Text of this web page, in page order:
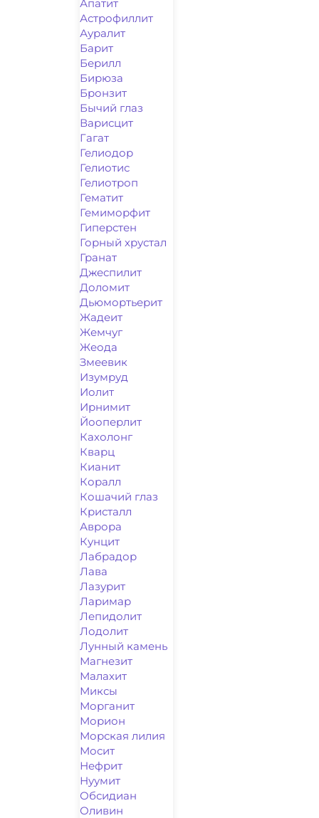
Апатит
Астрофиллит
Ауралит
Барит
Берилл
Бирюза
Бронзит
Бычий глаз
Варисцит
Гагат
Гелиодор
Гелиотис
Гелиотроп
Гематит
Гемиморфит
Гиперстен
Горный хрустал
Гранат
Джеспилит
Доломит
Дьюмортьерит
Жадеит
Жемчуг
Жеода
Змеевик
Изумруд
Иолит
Ирнимит
Йооперлит
Кахолонг
Кварц
Кианит
Коралл
Кошачий глаз
Кристалл
Аврора
Кунцит
Лабрадор
Лава
Лазурит
Ларимар
Лепидолит
Лодолит
Лунный камень
Магнезит
Малахит
Миксы
Морганит
Морион
Морская лилия
Мосит
Нефрит
Нуумит
Обсидиан
Оливин